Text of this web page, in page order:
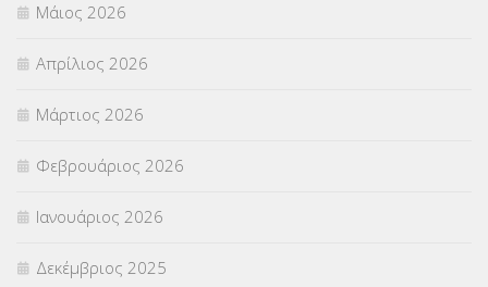
ΣΕΜΙΝΑΡΙΑ – ΗΜΕΡΙΔΕΣ
ΣΕΠ(50)
ΣΤΕΛΕΧΗ (360)
ΣΥΜΒΟΥΛΕΥΤΙΚΟΣ ΣΤΑΘΜΟΣ ΝΕΩΝ
ΣΥΝΤΑΞΕΙΣ(12)
ΣΧΟΛΙΚΟΙ ΣΥΜΒΟΥΛΟΙ
Μάιος 2026
Απρίλιος 2026
Μάρτιος 2026
Φεβρουάριος 2026
Ιανουάριος 2026
Δεκέμβριος 2025